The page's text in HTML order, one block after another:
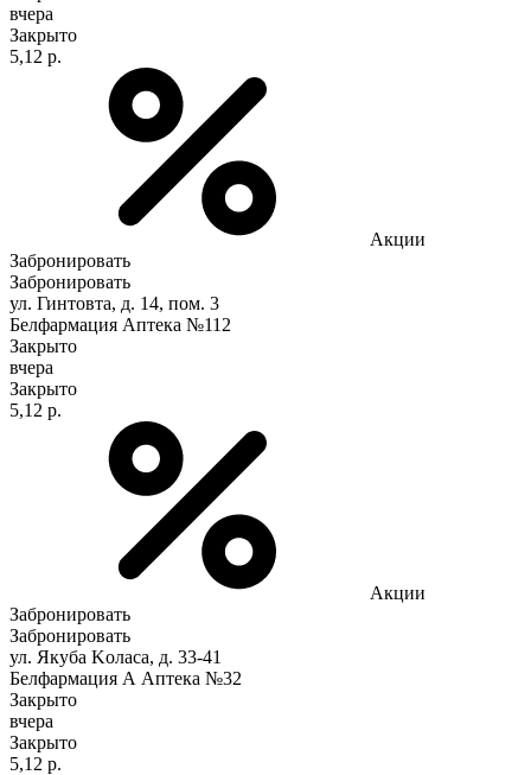
вчера
Закрыто
5,12 р.
Акции
Забронировать
Забронировать
ул. Гинтовта, д. 14, пом. 3
Белфармация Аптека №112
Закрыто
вчера
Закрыто
5,12 р.
Акции
Забронировать
Забронировать
ул. Якуба Koлaca, д. 33-41
Белфармация А Аптека №32
Закрыто
вчера
Закрыто
5,12 р.